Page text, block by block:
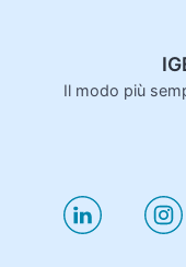
Il modo più